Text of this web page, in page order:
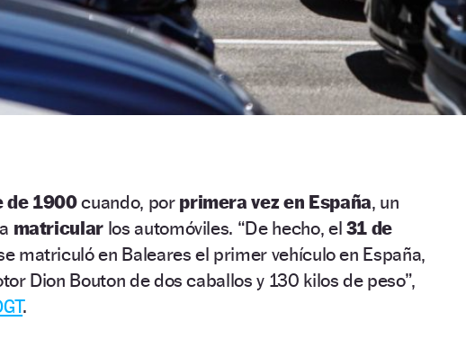
de 1900cuando, por primera vez en España, un
matricular los automóviles. “De hecho, el 31 de
matriculó en Baleares el primer vehículo en España,
Dion Bouton de dos caballos y 130 kilos de peso”,
.